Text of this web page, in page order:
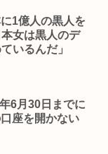
状態」と話題
二宮くんは天
1億人の黒人を
女は黒人のデ
いるんだ」
6月30日までに
座を開かない